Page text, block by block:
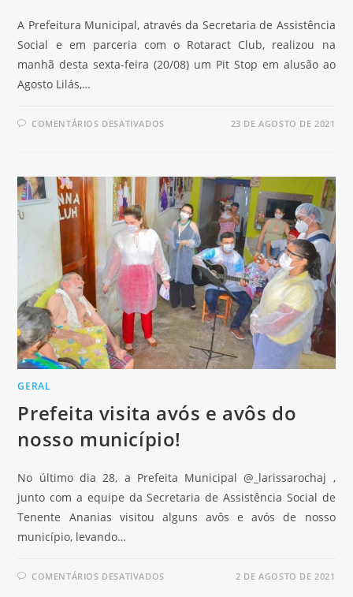
A Prefeitura Municipal, através da Secretaria de Assistência
Social e em parceria com o Rotaract Club, realizou na
manhã desta sexta-feira (20/08) um Pit Stop em alusão ao
Agosto Lilás,…
COMENTÁRIOS DESATIVADOS 23 DE AGOSTO DE 2021
GERAL
Prefeita visita avós e avôs do
nosso município!
No último dia 28, a Prefeita Municipal @_larissarochaj ,
junto com a equipe da Secretaria de Assistência Social de
Tenente Ananias visitou alguns avôs e avós de nosso
município, levando…
COMENTÁRIOS DESATIVADOS 2 DE AGOSTO DE 2021